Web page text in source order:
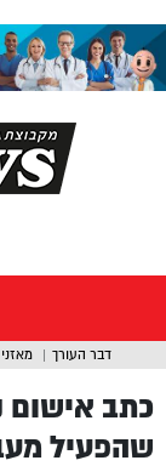
דבר העורך
כתב אישום
שהפעיל